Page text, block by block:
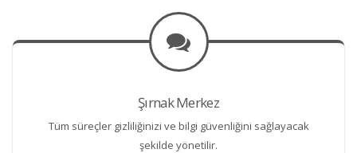
Şırnak Merkez
Tüm süreçler gizliliğinizi ve bilgi güvenliğini sağlayacak
şekilde yönetilir.